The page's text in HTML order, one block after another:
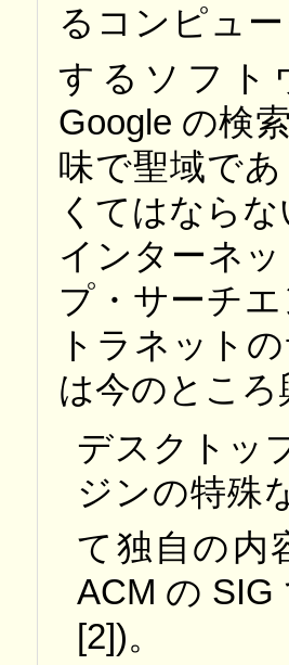
るコンピュ
するソフト
Google の検
味で聖域で
くてはなら
インターネ
プ・サーチ
トラネット
は今のとこ
デスクトッ
ジンの特殊
て独自の内
ACM の
[2])。